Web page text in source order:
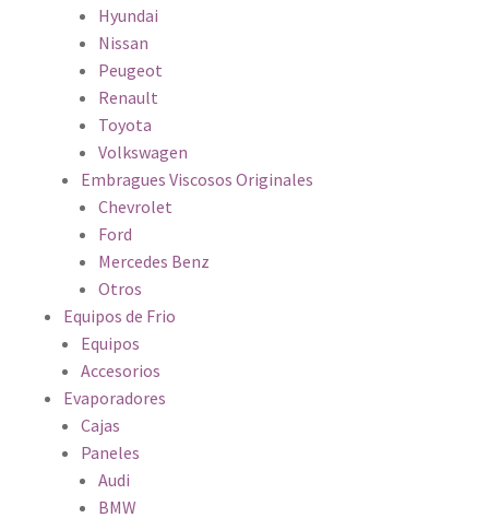
Hyundai
Nissan
Peugeot
Renault
Toyota
Volkswagen
Embragues Viscosos Originales
Chevrolet
Ford
Mercedes Benz
Otros
Equipos de Frio
Equipos
Accesorios
Evaporadores
Cajas
Paneles
Audi
BMW